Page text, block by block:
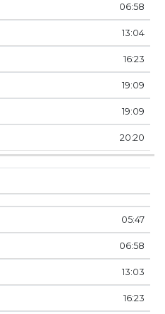
06:58
13:04
16:23
19:09
19:09
20:20
05:47
06:58
13:03
16:23